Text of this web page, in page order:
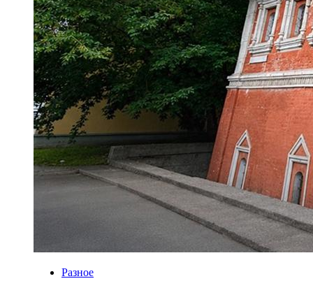
Разное